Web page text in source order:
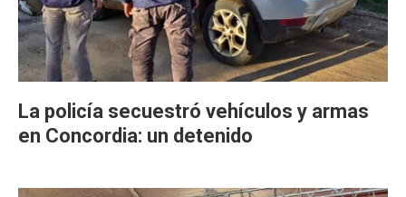
La policía secuestró vehículos y armas
en Concordia: un detenido